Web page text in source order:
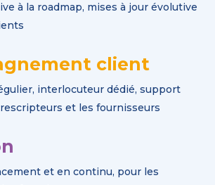
à la roadmap, mises à jour évolutive
client
interlocuteur dédié, support
et les fournisseurs
et en continu, pour les